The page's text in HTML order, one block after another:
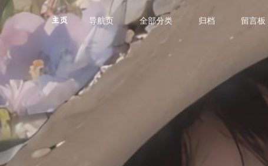
主页 导航页 全部分类 归档 留言板